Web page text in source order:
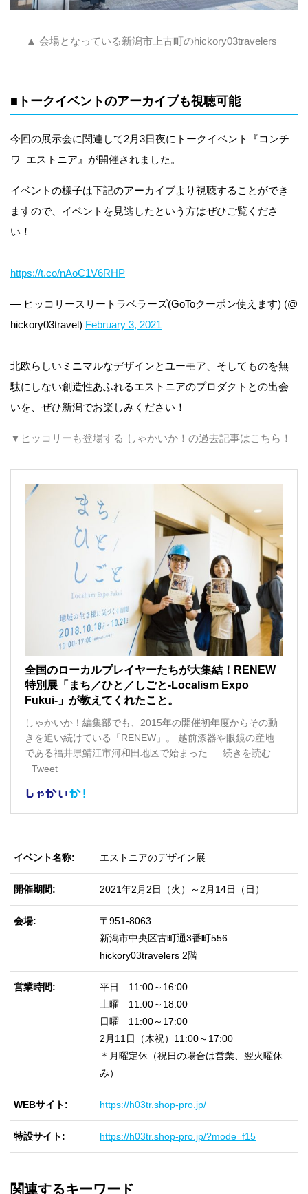
▲ 会場となっている新潟市上古町のhickory03travelers
■トークイベントのアーカイブも視聴可能
今回の展示会に関連して2月3日夜にトークイベント『コンチ
ワ エストニア』が開催されました。
イベントの様子は下記のアーカイブより視聴することができ
ますので、イベントを見逃したという方はぜひご覧くださ
い！
https://t.co/nAoC1V6RHP
— ヒッコリースリートラベラーズ(GoToクーポン使えます) (@
hickory03travel) February 3, 2021
北欧らしいミニマルなデザインとユーモア、そしてものを無
駄にしない創造性あふれるエストニアのプロダクトとの出会
いを、ぜひ新潟でお楽しみください！
▼ヒッコリーも登場する しゃかいか！の過去記事はこちら！
イベント名称 エストニアのデザイン展
開催期間 2021年2月2日（火）～2月14日（日）
会場
〒951-8063
新潟市中央区古町通3番町556
hickory03travelers 2階
営業時間
平日 11:00～16:00
土曜 11:00～18:00
日曜 11:00～17:00
2月11日（木祝）11:00～17:00
＊月曜定休（祝日の場合は営業、翌火曜休
み）
WEBサイト https://h03tr.shop-pro.jp/
特設サイト https://h03tr.shop-pro.jp/?mode=f15
関連するキーワード